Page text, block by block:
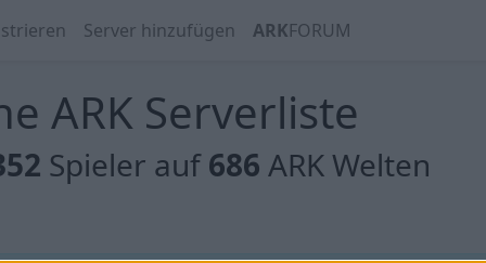
Server hinzufügen ARKFORUM
ARK Serverliste
Spieler auf686 ARK Welten